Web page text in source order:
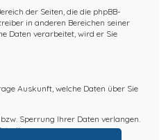
der Seiten, die die phpBB-
in anderen Bereichen seiner
Daten verarbeitet, wird er Sie
Auskunft, welche Daten über Sie
Sperrung Ihrer Daten verlangen.